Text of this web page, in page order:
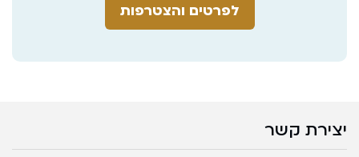
לפרטים והצטרפות
יצירת קשר